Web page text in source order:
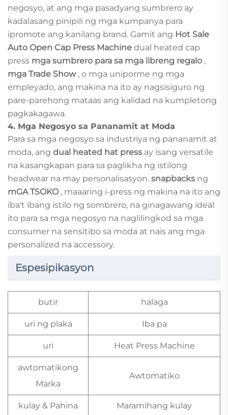
negosyo, at ang mga pasadyang sumbrero ay
kadalasang pinipili ng mga kumpanya para
ipromote ang kanilang brand. Gamit ang Hot Sale
Auto Open Cap Press Machine dual heated cap
press mga sumbrero para sa mga libreng regalo ,
mga Trade Show , o mga uniporme ng mga
empleyado, ang makina na ito ay nagsisiguro ng
pare-parehong mataas ang kalidad na kumpletong
pagkakagawa.
4. Mga Negosyo sa Pananamit at Moda
Para sa mga negosyo sa industriya ng pananamit at
moda, ang dual heated hat press ay isang versatile
na kasangkapan para sa paglikha ng istilong
headwear na may personalisasyon. snapbacks ng
mGA TSOKO , maaaring i-press ng makina na ito ang
iba't ibang istilo ng sombrero, na ginagawang ideal
ito para sa mga negosyo na naglilingkod sa mga
consumer na sensitibo sa moda at nais ang mga
personalized na accessory.
Espesipikasyon
butir halaga
uri ng plaka Iba pa
uri Heat Press Machine
awtomatikong
Marka
Awtomatiko
kulay & Pahina Maramihang kulay